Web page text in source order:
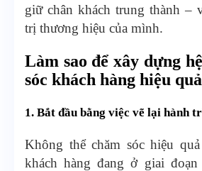
giữ chân khách trung thành –
trị thương hiệu của mình.
Làm sao để xây dựng
sóc khách hàng hiệu
1. Bắt đầu bằng việc vẽ lại hành
Không thể chăm sóc hiệu
khách hàng đang ở giai